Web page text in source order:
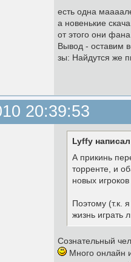
есть одна
а новенькие
от этого они
Вывод - оставим
зы: Найдутся же
20:39:53
Lyffy
А прикинь
торренте, и
новых
Поэтому (т.к.
жизнь играть
Сознательный
Много онлайн